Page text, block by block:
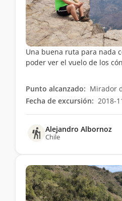
Una buena ruta para nada
poder ver el vuelo de los
Punto alcanzado: Mirador
Fecha de excursión: 2018-
Alejandro Albornoz
Chile